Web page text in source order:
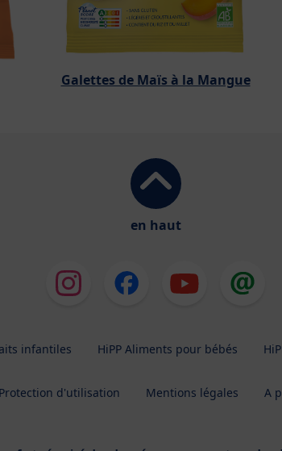
Galettes de Maïs à la Mangue
en haut
infantiles HiPP Aliments pour bébés
Protection d'utilisation Mentions légales A